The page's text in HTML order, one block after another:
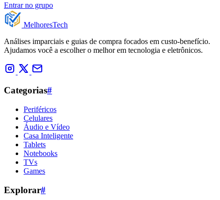
Entrar no grupo
MelhoresTech
Análises imparciais e guias de compra focados em custo-benefício.
Ajudamos você a escolher o melhor em tecnologia e eletrônicos.
Categorias#
Periféricos
Celulares
Áudio e Vídeo
Casa Inteligente
Tablets
Notebooks
TVs
Games
Explorar#